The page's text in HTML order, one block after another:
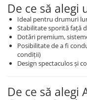
De ce să alegi
Ideal pentru drumuri
Stabilitate sporită față
Dotări premium,
Posibilitate de a fi
condiții)
Design spectaculos și
De ce să alegi